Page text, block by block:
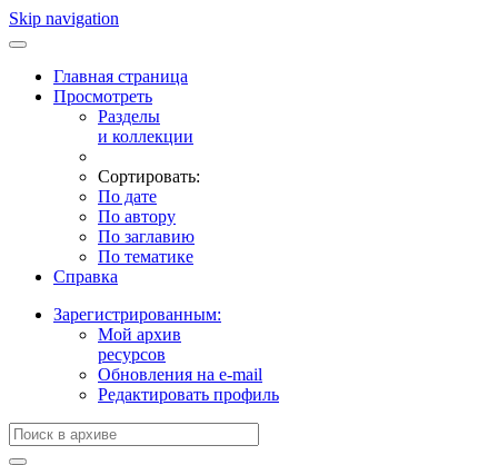
Skip navigation
Главная страница
Просмотреть
Разделы
и коллекции
Сортировать:
По дате
По автору
По заглавию
По тематике
Справка
Зарегистрированным:
Мой архив
ресурсов
Обновления на e-mail
Редактировать профиль